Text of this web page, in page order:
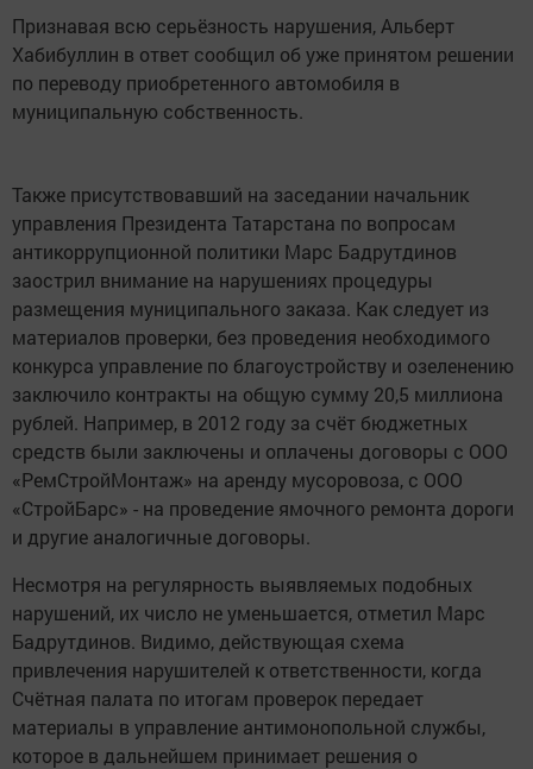
Признавая всю серьёзность нарушения, Альберт
Хабибуллин в ответ сообщил об уже принятом решении
по переводу приобретенного автомобиля в
муниципальную собственность.
Также присутствовавший на заседании начальник
управления Президента Татарстана по вопросам
антикоррупционной политики Марс Бадрутдинов
заострил внимание на нарушениях процедуры
размещения муниципального заказа. Как следует из
материалов проверки, без проведения необходимого
конкурса управление по благоустройству и озеленению
заключило контракты на общую сумму 20,5 миллиона
рублей. Например, в 2012 году за счёт бюджетных
средств были заключены и оплачены договоры с ООО
«РемСтройМонтаж» на аренду мусоровоза, с ООО
«СтройБарс» - на проведение ямочного ремонта дороги
и другие аналогичные договоры.
Несмотря на регулярность выявляемых подобных
нарушений, их число не уменьшается, отметил Марс
Бадрутдинов. Видимо, действующая схема
привлечения нарушителей к ответственности, когда
Счётная палата по итогам проверок передает
материалы в управление антимонопольной службы,
которое в дальнейшем принимает решения о